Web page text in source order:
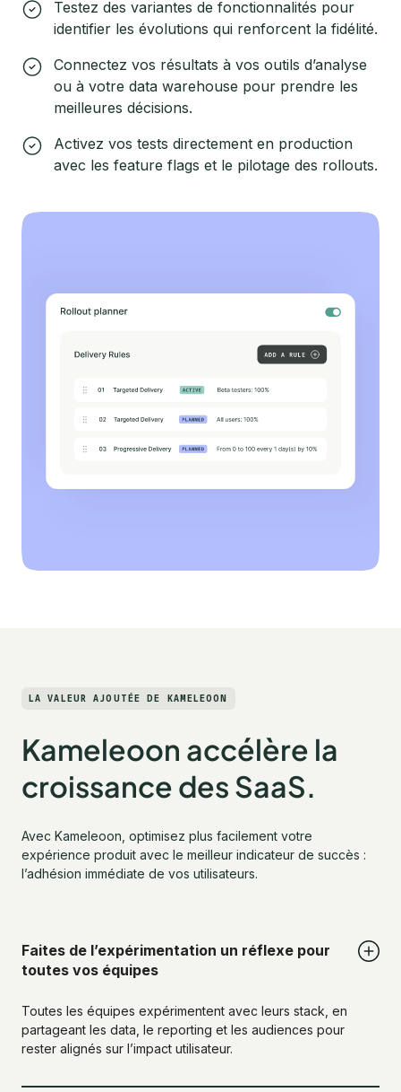
Testez des variantes de fonctionnalités pour
identifier les évolutions qui renforcent la fidélité.
Connectez vos résultats à vos outils d’analyse
ou à votre data warehouse pour prendre les
meilleures décisions.
Activez vos tests directement en production
avec les feature flags et le pilotage des rollouts.
LA VALEUR AJOUTÉE DE KAMELEOON
Kameleoon accélère la
croissance des SaaS.
Avec Kameleoon, optimisez plus facilement votre
expérience produit avec le meilleur indicateur de succès :
l’adhésion immédiate de vos utilisateurs.
Faites de l’expérimentation un réflexe pour
toutes vos équipes
Toutes les équipes expérimentent avec leurs stack, en
partageant les data, le reporting et les audiences pour
rester alignés sur l’impact utilisateur.